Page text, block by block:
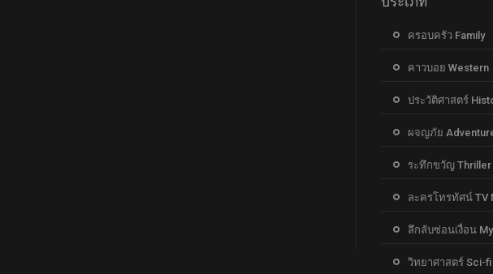
ครอบครัว Family
คาวบอย Western
ประวัติศาสตร์
ผจญภัย
ระทึกขวัญ Thriller
ละครโทรทัศน์ TV
ลึกลับซ่อนเงื่อน
วิทยาศาสตร์ Sci-fi